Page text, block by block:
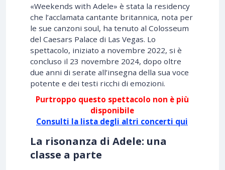
«Weekends with Adele» è stata la residency
che l’acclamata cantante britannica, nota per
le sue canzoni soul, ha tenuto al Colosseum
del Caesars Palace di Las Vegas. Lo
spettacolo, iniziato a novembre 2022, si è
concluso il 23 novembre 2024, dopo oltre
due anni di serate all’insegna della sua voce
potente e dei testi ricchi di emozioni.
Purtroppo questo spettacolo non è più
disponibile
Consulti la lista degli altri concerti qui
La risonanza di Adele: una
classe a parte